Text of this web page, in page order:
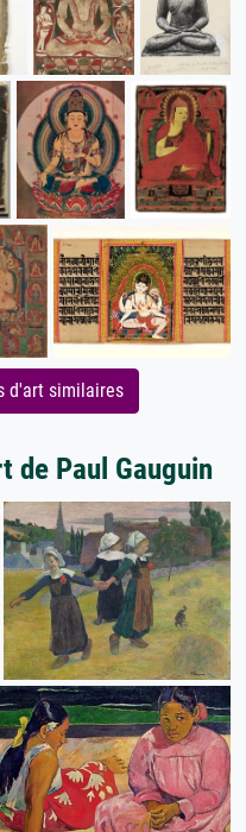
d'art similaires
de Paul Gauguin